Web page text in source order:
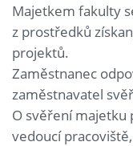
Majetkem fakulty
z prostředků
projektů.
Zaměstnanec
zaměstnavatel
O svěření majetku
vedoucí